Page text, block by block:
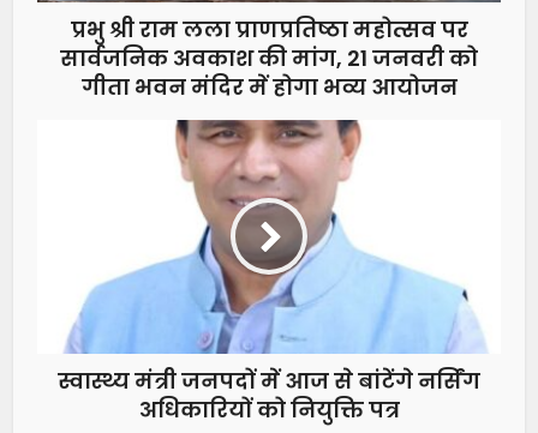
प्रभु श्री राम लला प्राणप्रतिष्ठा महोत्सव पर
सार्वजनिक अवकाश की मांग, 21 जनवरी को
गीता भवन मंदिर में होगा भव्य आयोजन
स्वास्थ्य मंत्री जनपदों में आज से बांटेंगे नर्सिंग
अधिकारियों को नियुक्ति पत्र